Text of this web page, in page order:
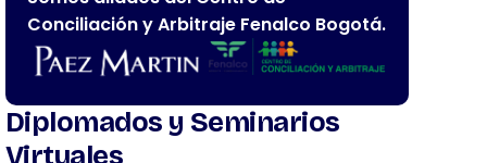
Conciliación y Arbitraje Fenalco Bogotá.
Diplomados y Seminarios
Virtuales